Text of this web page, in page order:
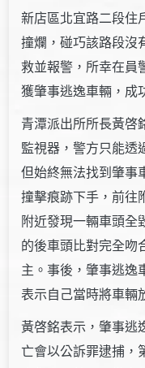
新店區北宜路二段住
撞爛，碰巧該路段沒
救並報警，所幸在員
獲肇事逃逸車輛，成
青潭派出所所長黃啓
監視器，警方只能透
但始終無法找到肇事
撞擊痕跡下手，前往
附近發現一輛車頭全
的後車頭比對完全吻
主。事後，肇事逃逸
表示自己當時將車輛
黃啓銘表示，肇事逃
亡會以公訴罪逮捕，